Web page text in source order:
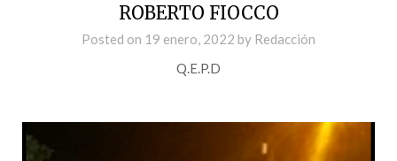
ROBERTO FIOCCO
Posted on 19 enero, 2022 by Redacción
Q.E.P.D